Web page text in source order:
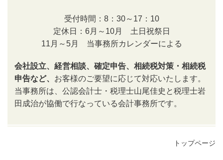
受付時間：8：30～17：10
定休日：6月～10月 土日祝祭日
11月～5月 当事務所カレンダーによる
会社設立、経営相談、確定申告、相続税対策・相続税
申告など、 お客様のご要望に応じて対応いたします。
当事務所は、公認会計士・税理士山尾佳史と税理士岩
田成治が協働で行なっている会計事務所です。
トップページ